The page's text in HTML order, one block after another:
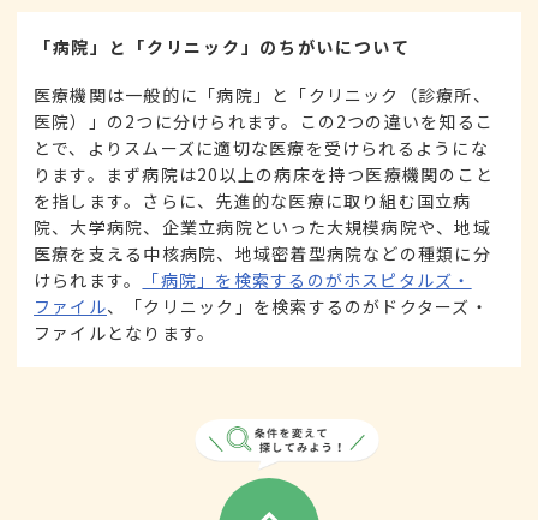
「病院」と「クリニック」のちがいについて
医療機関は一般的に「病院」と「クリニック（診療所、
医院）」の2つに分けられます。この2つの違いを知るこ
とで、よりスムーズに適切な医療を受けられるようにな
ります。まず病院は20以上の病床を持つ医療機関のこと
を指します。さらに、先進的な医療に取り組む国立病
院、大学病院、企業立病院といった大規模病院や、地域
医療を支える中核病院、地域密着型病院などの種類に分
けられます。
「病院」を検索するのがホスピタルズ・
ファイル、「クリニック」を検索するのがドクターズ・
ファイルとなります。